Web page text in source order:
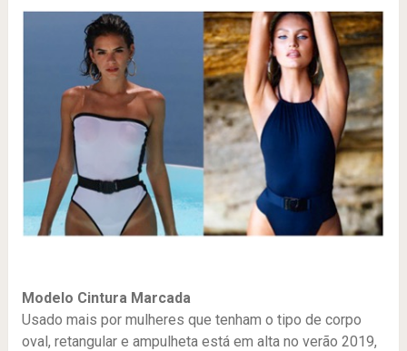
Modelo Cintura Marcada
Usado mais por mulheres que tenham o tipo de corpo
oval, retangular e ampulheta está em alta no verão 2019,